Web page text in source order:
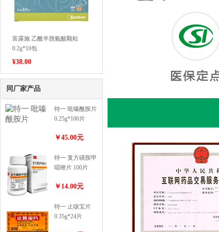
富露施 乙酰半胱氨酸颗粒
0.2g*10包
¥38.00
同厂家产品
特一 吡嗪酰胺片
0.25g*100片
￥45.00元
特一 复方磺胺甲
噁唑片 100片
￥14.00元
特一 止咳宝片
0.35g*24片